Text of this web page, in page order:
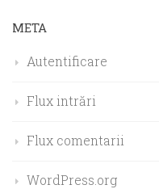
META
Autentificare
Flux intrări
Flux comentarii
WordPress.org